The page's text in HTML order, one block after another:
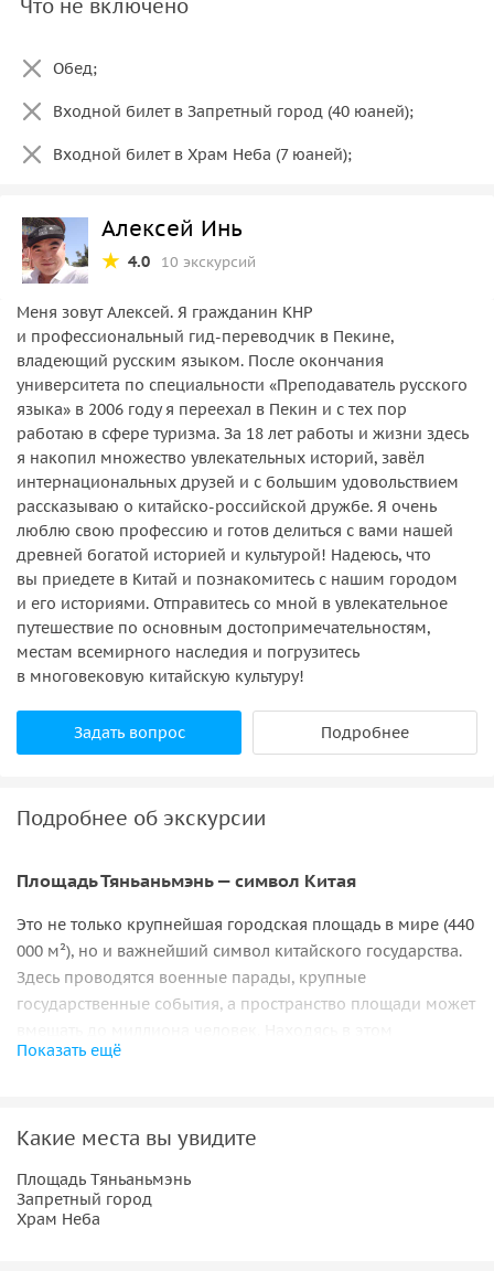
Что не включено
Обед;
Входной билет в Запретный город (40 юаней);
Входной билет в Храм Неба (7 юаней);
Алексей Инь
4.0 10 экскурсий
Меня зовут Алексей. Я гражданин КНР
и профессиональный гид-переводчик в Пекине,
владеющий русским языком. После окончания
университета по специальности «Преподаватель русского
языка» в 2006 году я переехал в Пекин и с тех пор
работаю в сфере туризма. За 18 лет работы и жизни здесь
я накопил множество увлекательных историй, завёл
интернациональных друзей и с большим удовольствием
рассказываю о китайско-российской дружбе. Я очень
люблю свою профессию и готов делиться с вами нашей
древней богатой историей и культурой! Надеюсь, что
вы приедете в Китай и познакомитесь с нашим городом
и его историями. Отправитесь со мной в увлекательное
путешествие по основным достопримечательностям,
местам всемирного наследия и погрузитесь
в многовековую китайскую культуру!
Задать вопрос Подробнее
Подробнее об экскурсии
Площадь Тяньаньмэнь — символ Китая
Это не только крупнейшая городская площадь в мире (440
000 м²), но и важнейший символ китайского государства.
Здесь проводятся военные парады, крупные
государственные события, а пространство площади может
историческом центре, вы почувствуете масштаб и величие
Запретный город — величие императорской власти
Запретный город (Гугун) — архитектурный шедевр и
хранитель многовековой истории и культуры Китая. Этот
дворец был резиденцией императоров династий Мин и
Показать ещё
Какие места вы увидите
Площадь Тяньаньмэнь
Запретный город
Храм Неба